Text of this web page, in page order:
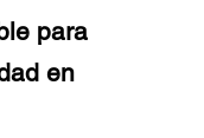
para
en